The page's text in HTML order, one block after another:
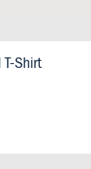
Shirt